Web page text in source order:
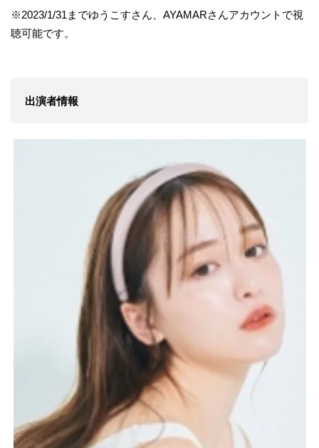
※2023/1/31までゆうこすさん、AYAMARさんアカウントで視
聴可能です。
出演者情報